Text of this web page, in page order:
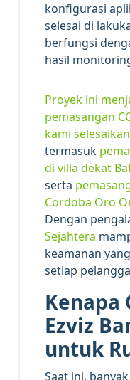
konfigurasi
selesai di
berfungsi
hasil
Proyek ini
pemasangan
kami
termasuk
di villa dekat
serta
Cordoba Oro
Dengan
Sejahtera
keamanan
setiap
Kenapa
Ezviz
untuk
Saat ini,